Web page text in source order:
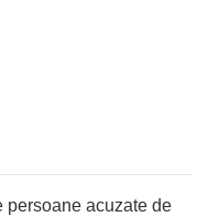
persoane acuzate de